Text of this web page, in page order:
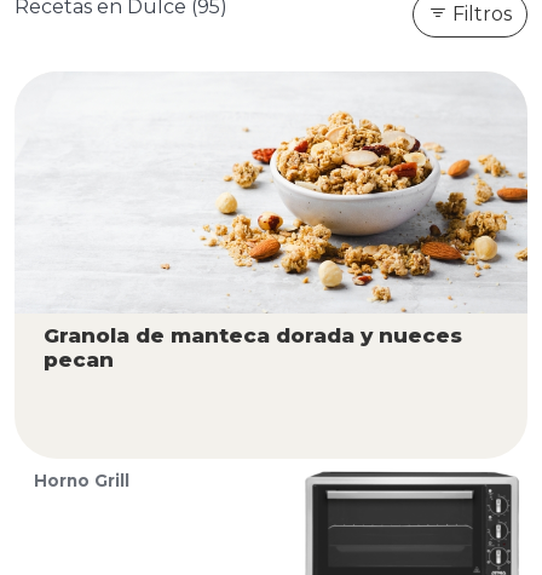
Recetas en Dulce (95) Filtros
Granola de manteca dorada y nueces
pecan
Horno Grill